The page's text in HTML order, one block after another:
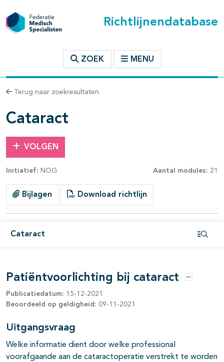
Richtlijnendatabase
ZOEK MENU
Terug naar zoekresultaten
Cataract
VOLGEN
Initiatief: NOG Aantal modules: 21
Bijlagen Download richtlijn
Cataract
binnen deze richtlijn
open- en dichtklappen
open- en dichtklappen
open- en dichtklappen
Patiëntvoorlichting bij cataract Opties
Publicatiedatum: 15-12-2021
Beoordeeld op geldigheid: 09-11-2021
Uitgangsvraag
Welke informatie dient door welke professional
voorafgaande aan de cataractoperatie verstrekt te worden